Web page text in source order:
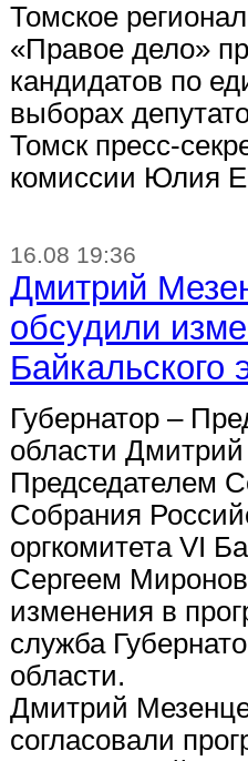
Томское
«Правое дело»
кандидатов по
выборах
Томск пресс-
комиссии Юлия
16.08 19:36
Дмитрий
обсудили
Байкальского
Губернатор –
области
Председателем
Собрания
оргкомитета VI
Сергеем
изменения в
служба
области.
Дмитрий
согласовали